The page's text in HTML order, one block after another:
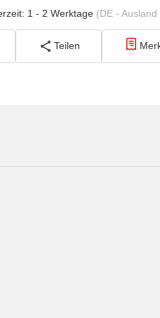
1 - 2 Werktage (DE -
Teilen